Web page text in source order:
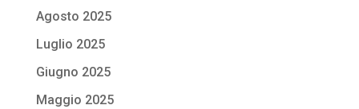
Agosto 2025
Luglio 2025
Giugno 2025
Maggio 2025